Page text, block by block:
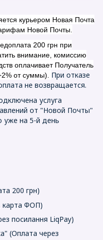
курьером Новая Почта
Новой Почты.
200 грн при
внимание, комиссию
оплачивает Получатель
от суммы). При отказе
не возвращается.
услуга
от "Новой Почты"
уже на 5-й день
200 грн)
карта ФОП)
посилання LiqPay)
(Оплата через